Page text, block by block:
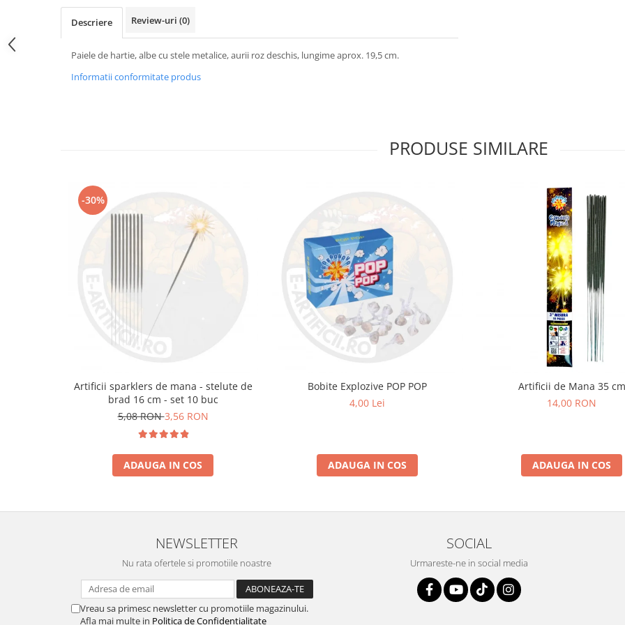
Descriere Review-uri (0)
Paiele de hartie, albe cu stele metalice, aurii roz deschis, lungime aprox. 19,5 cm.
Informatii conformitate produs
PRODUSE SIMILARE
-30%
Artificii sparklers de mana - stelute de
brad 16 cm - set 10 buc
5,08 RON3,56 RON
ADAUGA IN COS
Bobite Explozive POP POP
4,00 Lei
ADAUGA IN COS
Artificii de Mana 35 cm
14,00 RON
ADAUGA IN COS
NEWSLETTER
Nu rata ofertele si promotiile noastre
Vreau sa primesc newsletter cu promotiile magazinului.
Afla mai multe in Politica de Confidentialitate
SOCIAL
Urmareste-ne in social media